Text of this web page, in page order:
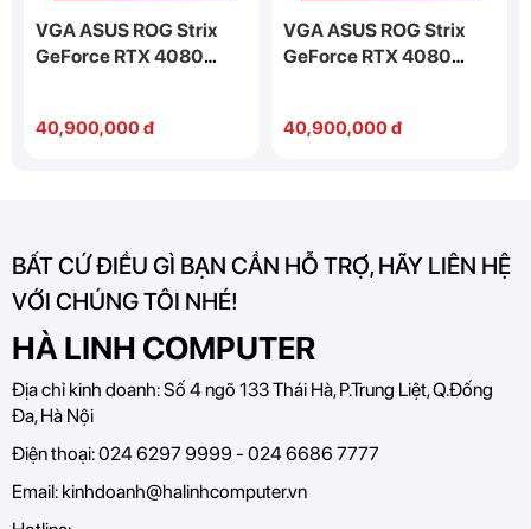
VGA ASUS ROG Strix
GeForce RTX 4080
40,900,000 đ
VGA ASUS ROG Strix
GeForce RTX 4080
40,900,000 đ
BẤT CỨ ĐIỀU GÌ BẠN CẦN HỖ TRỢ, HÃY LIÊN HỆ
VỚI CHÚNG TÔI NHÉ!
HÀ LINH COMPUTER
Địa chỉ kinh doanh:Số 4 ngõ 133 Thái Hà, P.Trung Liệt, Q.Đống
Đa, Hà Nội
Điện thoại:024 6297 9999 - 024 6686 7777
Email: kinhdoanh@halinhcomputer.vn